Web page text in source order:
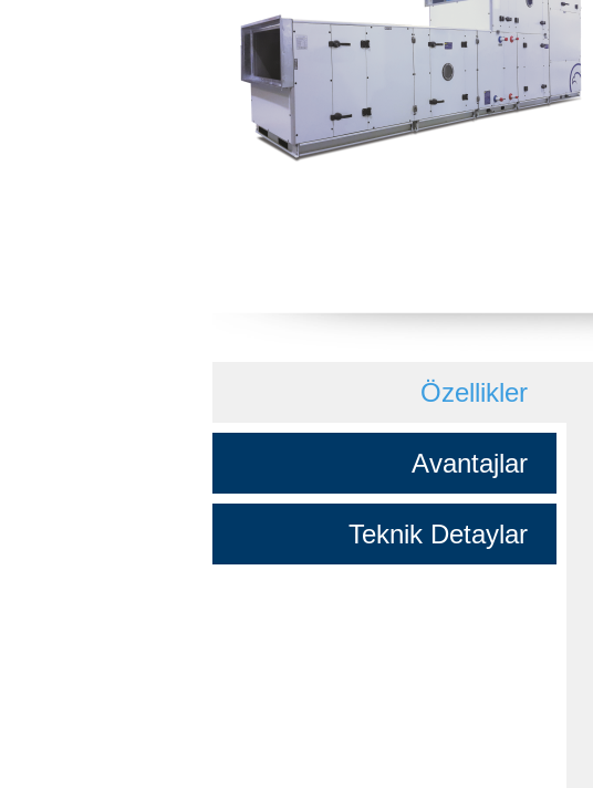
Özellikler
Avantajlar
Teknik Detaylar